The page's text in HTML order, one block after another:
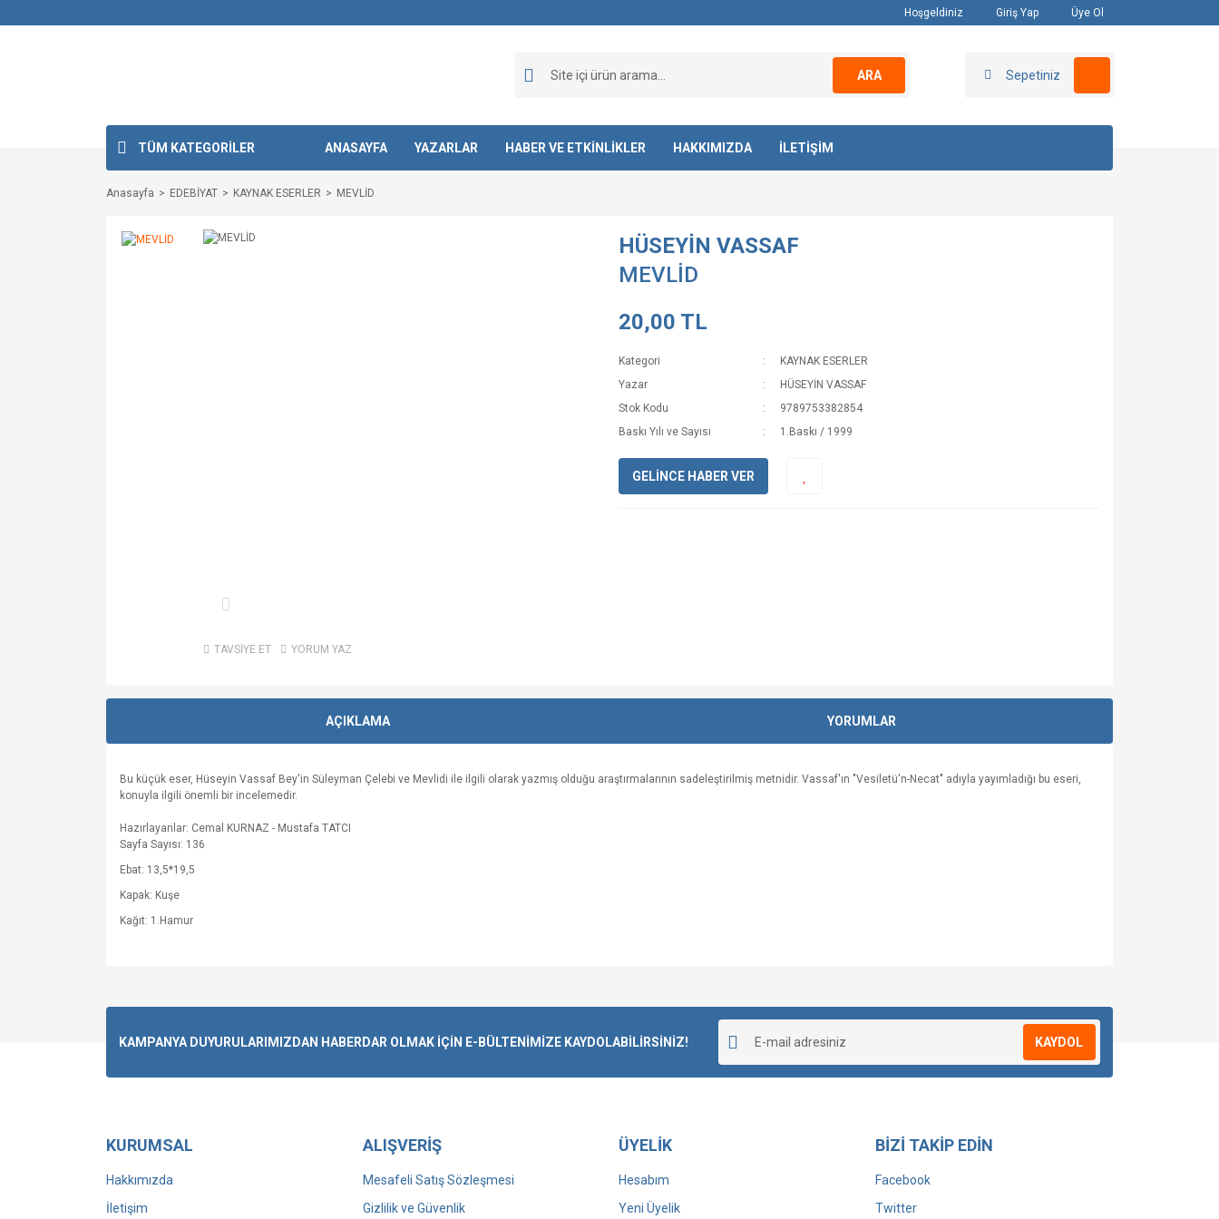
Hoşgeldiniz Giriş Yap Üye Ol
ARA Sepetiniz
TÜM KATEGORİLER ANASAYFA YAZARLAR HABER VE ETKİNLİKLER HAKKIMIZDA İLETİŞİM
Anasayfa EDEBİYAT KAYNAK ESERLER MEVLİD
TAVSİYE ET YORUM YAZ
HÜSEYİN VASSAF
MEVLİD
20,00 TL
Kategori
KAYNAK ESERLER
Yazar
HÜSEYİN VASSAF
Stok Kodu
9789753382854
Baskı Yılı ve Sayısı
1.Baskı / 1999
GELİNCE HABER VER
AÇIKLAMA YORUMLAR
Bu küçük eser, Hüseyin Vassaf Bey'in Süleyman Çelebi ve Mevlidi ile ilgili olarak yazmış olduğu araştırmalarının sadeleştirilmiş metnidir. Vassaf'ın "Vesiletü'n-Necat" adıyla yayımladığı bu eseri,
konuyla ilgili önemli bir incelemedir.
Hazırlayanlar: Cemal KURNAZ - Mustafa TATCI
Sayfa Sayısı: 136
Ebat: 13,5*19,5
Kapak: Kuşe
Kağıt: 1.Hamur
KAMPANYA DUYURULARIMIZDAN HABERDAR OLMAK İÇİN E-BÜLTENİMİZE KAYDOLABİLİRSİNİZ! KAYDOL
KURUMSAL
Hakkımızda
İletişim
ALIŞVERİŞ
Mesafeli Satış Sözleşmesi
Gizlilik ve Güvenlik
ÜYELİK
Hesabım
Yeni Üyelik
BİZİ TAKİP EDİN
Facebook
Twitter